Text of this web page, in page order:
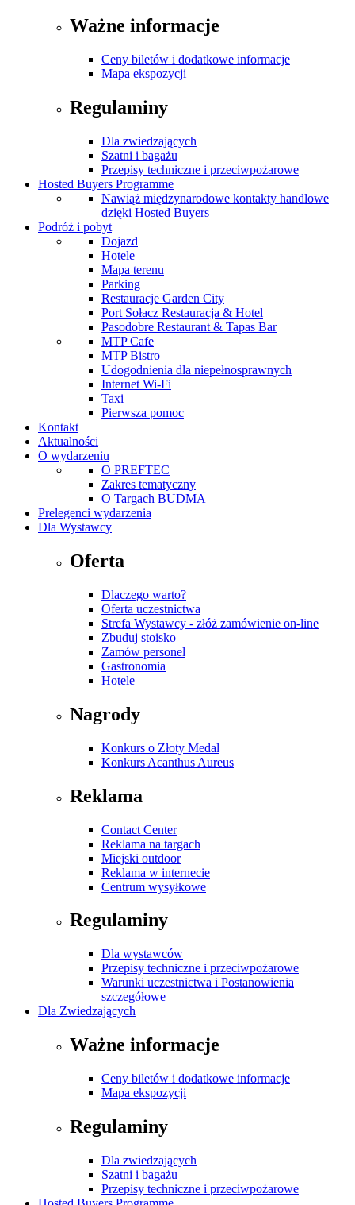
Ważne informacje
Ceny biletów i dodatkowe informacje
Mapa ekspozycji
Regulaminy
Dla zwiedzających
Szatni i bagażu
Przepisy techniczne i przeciwpożarowe
Hosted Buyers Programme
Nawiąż międzynarodowe kontakty handlowe
dzięki Hosted Buyers
Podróż i pobyt
Dojazd
Hotele
Mapa terenu
Parking
Restauracje Garden City
Port Sołacz Restauracja & Hotel
Pasodobre Restaurant & Tapas Bar
MTP Cafe
MTP Bistro
Udogodnienia dla niepełnosprawnych
Internet Wi-Fi
Taxi
Pierwsza pomoc
Kontakt
Aktualności
O wydarzeniu
O PREFTEC
Zakres tematyczny
O Targach BUDMA
Prelegenci wydarzenia
Dla Wystawcy
Oferta
Dlaczego warto?
Oferta uczestnictwa
Strefa Wystawcy - złóż zamówienie on-line
Zbuduj stoisko
Zamów personel
Gastronomia
Hotele
Nagrody
Konkurs o Złoty Medal
Konkurs Acanthus Aureus
Reklama
Contact Center
Reklama na targach
Miejski outdoor
Reklama w internecie
Centrum wysyłkowe
Regulaminy
Dla wystawców
Przepisy techniczne i przeciwpożarowe
Warunki uczestnictwa i Postanowienia
szczegółowe
Dla Zwiedzających
Ważne informacje
Ceny biletów i dodatkowe informacje
Mapa ekspozycji
Regulaminy
Dla zwiedzających
Szatni i bagażu
Przepisy techniczne i przeciwpożarowe